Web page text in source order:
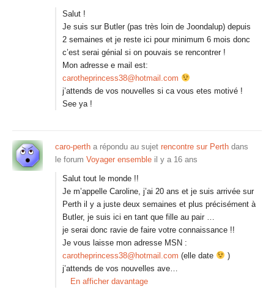
Salut !
Je suis sur Butler (pas très loin de Joondalup) depuis
2 semaines et je reste ici pour minimum 6 mois donc
c’est serai génial si on pouvais se rencontrer !
Mon adresse e mail est:
carotheprincess38@hotmail.com
j’attends de vos nouvelles si ca vous etes motivé !
See ya !
caro-perth a répondu au sujet rencontre sur Perth dans
le forum Voyager ensemble il y a 16 ans
Salut tout le monde !!
Je m’appelle Caroline, j’ai 20 ans et je suis arrivée sur
Perth il y a juste deux semaines et plus précisément à
Butler, je suis ici en tant que fille au pair …
je serai donc ravie de faire votre connaissance !!
Je vous laisse mon adresse MSN :
carotheprincess38@hotmail.com (elle date
)
j’attends de vos nouvelles ave…
En afficher davantage